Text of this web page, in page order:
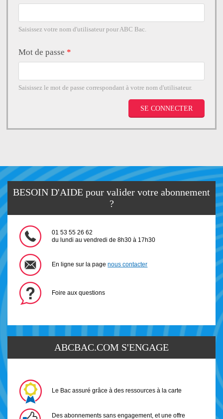
Saisissez votre nom d'utilisateur pour ABC Bac.
Mot de passe *
Saisissez le mot de passe correspondant à votre nom d'utilisateur.
BESOIN D'AIDE pour valider votre abonnement
?
01 53 55 26 62
du lundi au vendredi de 8h30 à 17h30
En ligne sur la pagenous contacter
Foire aux questions
ABCBAC.COM S'ENGAGE
Le Bac assuré grâce à des ressources à la carte
Des abonnements sans engagement, et une offre